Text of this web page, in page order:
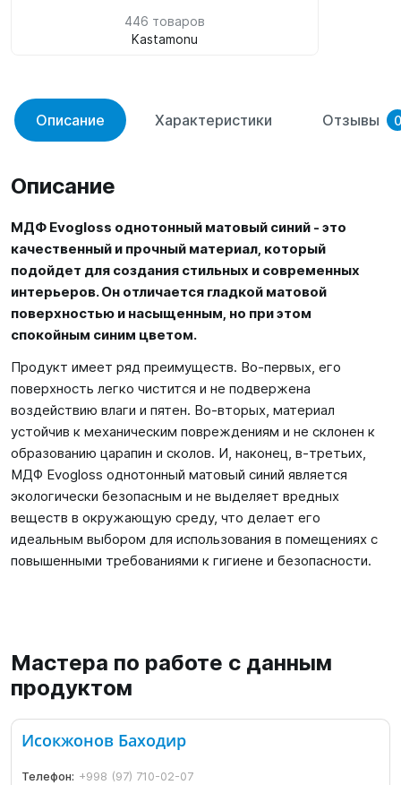
446 товаров
Kastamonu
Описание Характеристики Отзывы 0
Описание
МДФ Evogloss однотонный матовый синий - это
качественный и прочный материал, который
подойдет для создания стильных и современных
интерьеров. Он отличается гладкой матовой
поверхностью и насыщенным, но при этом
спокойным синим цветом.
Продукт имеет ряд преимуществ. Во-первых, его
поверхность легко чистится и не подвержена
воздействию влаги и пятен. Во-вторых, материал
устойчив к механическим повреждениям и не склонен к
образованию царапин и сколов. И, наконец, в-третьих,
МДФ Evogloss однотонный матовый синий является
экологически безопасным и не выделяет вредных
веществ в окружающую среду, что делает его
идеальным выбором для использования в помещениях с
повышенными требованиями к гигиене и безопасности.
Мастера по работе с данным
продуктом
Исокжонов Баходир
Телефон: +998 (97) 710-02-07